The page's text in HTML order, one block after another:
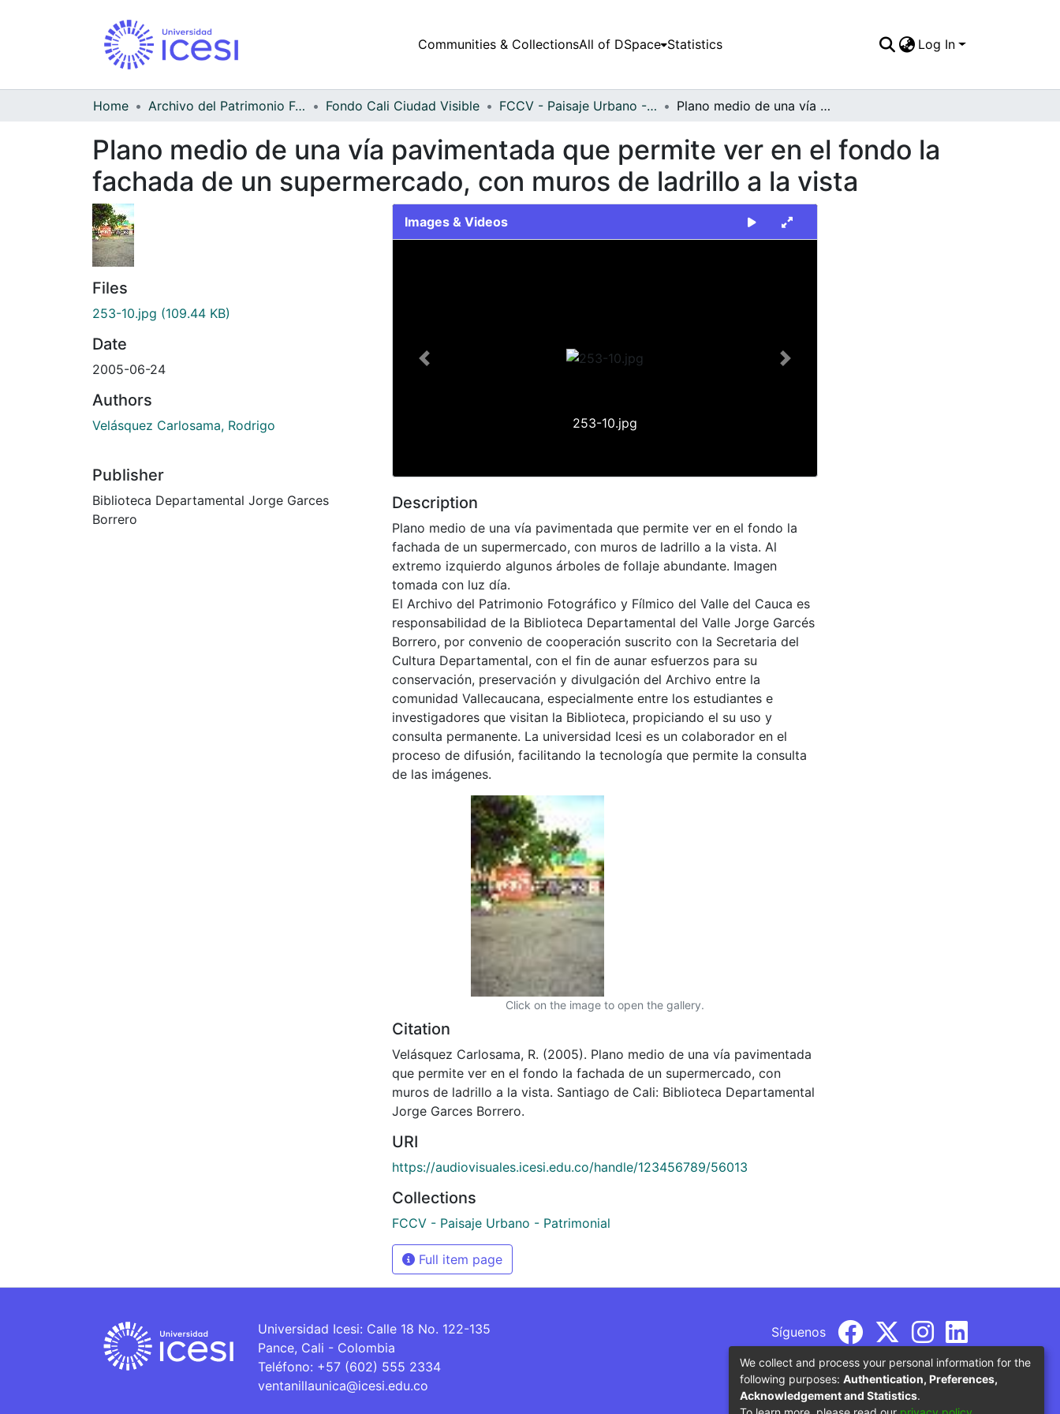
Communities & CollectionsAll of DSpace Statistics Log In
Home Archivo del Patrimonio Fotográfico y Fílmico del Valle del Cauca Fondo Cali Ciudad Visible FCCV - Paisaje Urbano - Patrimonial Plano medio de una vía pavimentada que permite ver en el fondo la fachada de un supermercado, con muros de ladrillo a la vista
Plano medio de una vía pavimentada que permite ver en el fondo la
fachada de un supermercado, con muros de ladrillo a la vista
Files
253-10.jpg (109.44 KB)
Date
2005-06-24
Authors
Velásquez Carlosama, Rodrigo
Publisher
Biblioteca Departamental Jorge Garces
Borrero
Images & Videos
253-10.jpg
Previous Next
Description
Plano medio de una vía pavimentada que permite ver en el fondo la
fachada de un supermercado, con muros de ladrillo a la vista. Al
extremo izquierdo algunos árboles de follaje abundante. Imagen
tomada con luz día.
El Archivo del Patrimonio Fotográfico y Fílmico del Valle del Cauca es
responsabilidad de la Biblioteca Departamental del Valle Jorge Garcés
Borrero, por convenio de cooperación suscrito con la Secretaria del
Cultura Departamental, con el fin de aunar esfuerzos para su
conservación, preservación y divulgación del Archivo entre la
comunidad Vallecaucana, especialmente entre los estudiantes e
investigadores que visitan la Biblioteca, propiciando el su uso y
consulta permanente. La universidad Icesi es un colaborador en el
proceso de difusión, facilitando la tecnología que permite la consulta
de las imágenes.
Click on the image to open the gallery.
Citation
Velásquez Carlosama, R. (2005). Plano medio de una vía pavimentada
que permite ver en el fondo la fachada de un supermercado, con
muros de ladrillo a la vista. Santiago de Cali: Biblioteca Departamental
Jorge Garces Borrero.
URI
https://audiovisuales.icesi.edu.co/handle/123456789/56013
Collections
FCCV - Paisaje Urbano - Patrimonial
Full item page
Universidad Icesi: Calle 18 No. 122-135
Pance, Cali - Colombia
Teléfono: +57 (602) 555 2334
ventanillaunica@icesi.edu.co
Síguenos
We collect and process your personal information for the
following purposes: Authentication, Preferences,
Acknowledgement and Statistics.